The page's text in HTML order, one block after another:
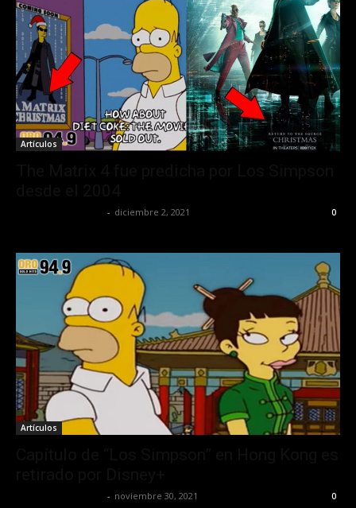
Artículos
- diciembre 2, 2021 0
Artículos
- noviembre 30, 2021 0